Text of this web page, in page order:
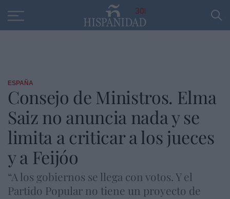
30
ESPAÑA
Consejo de Ministros. Elma
Saiz no anuncia nada y se
limita a criticar a los jueces
y a Feijóo
“A los gobiernos se llega con votos. Y el
Partido Popular no tiene un proyecto de